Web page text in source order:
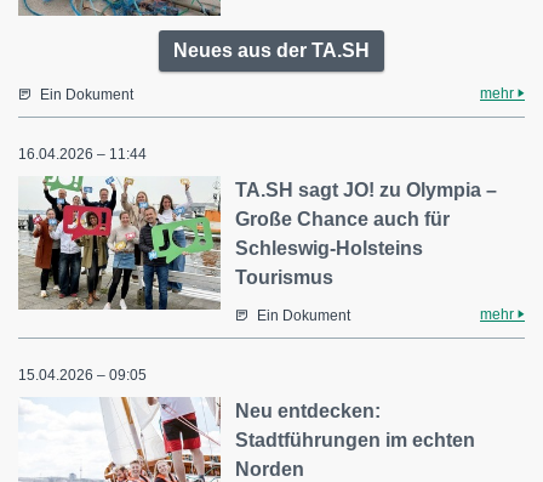
Neues aus der TA.SH
Ein Dokument mehr
16.04.2026 – 11:44
TA.SH sagt JO! zu Olympia –
Große Chance auch für
Schleswig-Holsteins
Tourismus
Ein Dokument mehr
15.04.2026 – 09:05
Neu entdecken:
Stadtführungen im echten
Norden